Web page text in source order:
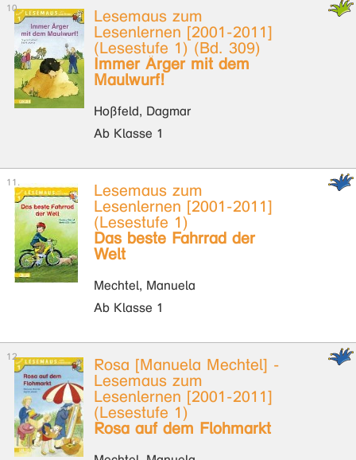
Lesemaus zum
Lesenlernen [2001-2011]
(Lesestufe 1) (Bd. 309)
Immer Ärger mit dem
Maulwurf!
Hoßfeld, Dagmar
Ab Klasse 1
Lesemaus zum
Lesenlernen [2001-2011]
(Lesestufe 1)
Das beste Fahrrad der
Welt
Mechtel, Manuela
Ab Klasse 1
Rosa [Manuela Mechtel] -
Lesemaus zum
Lesenlernen [2001-2011]
(Lesestufe 1)
Rosa auf dem Flohmarkt